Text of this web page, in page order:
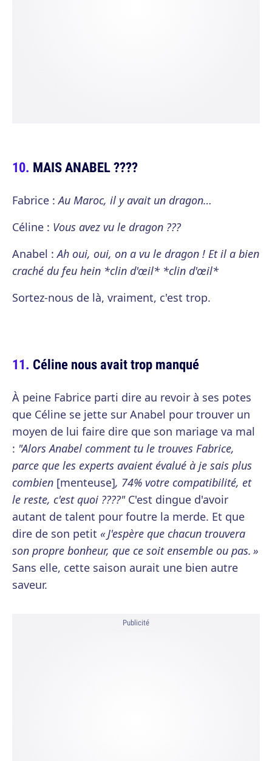
MAIS ANABEL ????
Fabrice :Au Maroc, il y avait un dragon…
Céline : Vous avez vu le dragon ???
Anabel :Ah oui, oui, on a vu le dragon ! Et il a bien
craché du feu hein *clin d'œil* *clin d'œil*
Sortez-nous de là, vraiment, c'est trop.
Céline nous avait trop manqué
À peine Fabrice parti dire au revoir à ses potes
que Céline se jette sur Anabel pour trouver un
moyen de lui faire dire que son mariage va mal
: "Alors Anabel comment tu le trouves Fabrice,
parce que les experts avaient évalué à je sais plus
combien [menteuse], 74% votre compatibilité, et
le reste, c'est quoi ????"C'est dingue d'avoir
autant de talent pour foutre la merde. Et que
dire de son petit « J'espère que chacun trouvera
son propre bonheur, que ce soit ensemble ou pas. »
Sans elle, cette saison aurait une bien autre
saveur.
Publicité